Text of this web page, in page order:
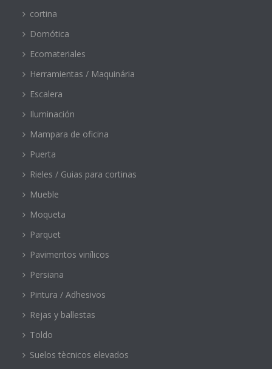
cortina
Domótica
Ecomateriales
Herramientas / Maquinária
Escalera
Iluminación
Mampara de oficina
Puerta
Rieles / Guias para cortinas
Mueble
Moqueta
Parquet
Pavimentos vinílicos
Persiana
Pintura / Adhesivos
Rejas y ballestas
Toldo
Suelos tècnicos elevados